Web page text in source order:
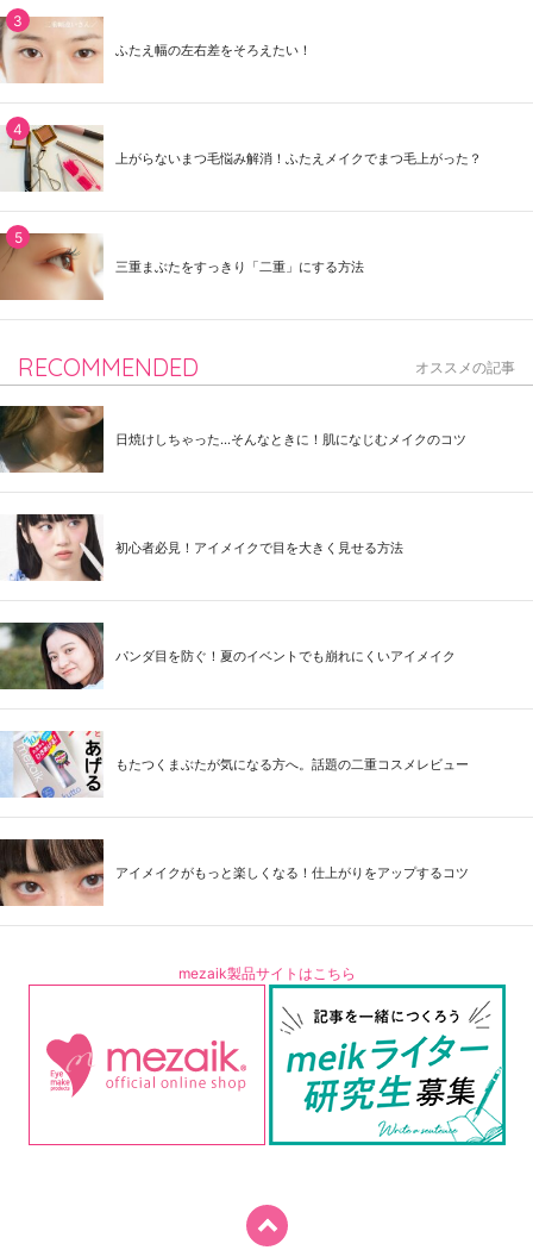
ふたえ幅の左右差をそろえたい！
上がらないまつ毛悩み解消！ふたえメイクでまつ毛上がった？
三重まぶたをすっきり「二重」にする方法
RECOMMENDED オススメの記事
日焼けしちゃった...そんなときに！肌になじむメイクのコツ
初心者必見！アイメイクで目を大きく見せる方法
パンダ目を防ぐ！夏のイベントでも崩れにくいアイメイク
もたつくまぶたが気になる方へ。話題の二重コスメレビュー
アイメイクがもっと楽しくなる！仕上がりをアップするコツ
mezaik製品サイトはこちら